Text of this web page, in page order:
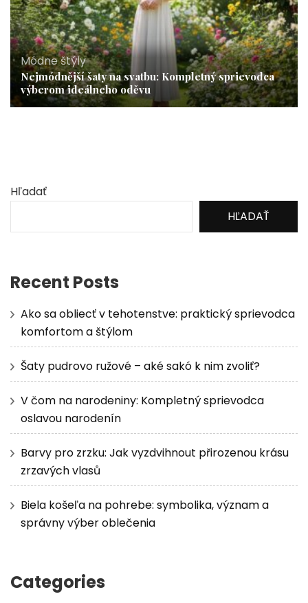
Módne štýly
Nejmódnější šaty na svatbu: Kompletný sprievodca
výberom ideálneho oděvu
Hľadať
HĽADAŤ
Recent Posts
Ako sa obliecť v tehotenstve: praktický sprievodca
komfortom a štýlom
Šaty pudrovo ružové – aké sakó k nim zvoliť?
V čom na narodeniny: Kompletný sprievodca
oslavou narodenín
Barvy pro zrzku: Jak vyzdvihnout přirozenou krásu
zrzavých vlasů
Biela košeľa na pohrebe: symbolika, význam a
správny výber oblečenia
Categories